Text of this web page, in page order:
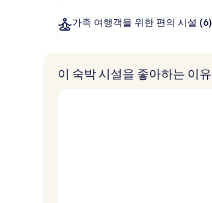
가족 여행객을 위한 편의 시설 (6)
이 숙박 시설을 좋아하는 이유